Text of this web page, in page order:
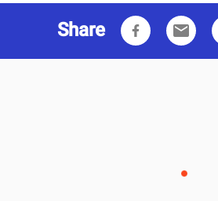
Share email